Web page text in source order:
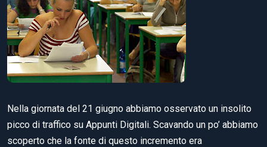
Nella giornata del 21 giugno abbiamo osservato un insolito
picco di traffico su Appunti Digitali. Scavando un po’ abbiamo
scoperto che la fonte di questo incremento era